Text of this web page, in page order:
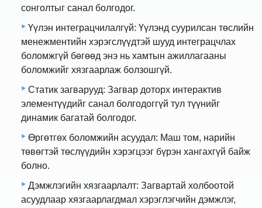
сонголтыг санал болгодог.
Үүлэн интеграцчилалгүй: Үүлэнд суурилсан төслийн
менежментийн хэрэгслүүдтэй шууд интеграцчлах
боломжгүй бөгөөд энэ нь хамтын ажиллагааны
боломжийг хязгаарлаж болзошгүй.
Статик загварууд: Загвар доторх интерактив
элементүүдийг санал болгодоггүй тул түүнийг
динамик багатай болгодог.
Өргөтгөх боломжийн асуудал: Маш том, нарийн
төвөгтэй төслүүдийн хэрэгцээг бүрэн хангахгүй байж
болно.
Дэмжлэгийн хязгаарлалт: Загвартай холбоотой
асуудлаар хязгаарлагдмал хэрэглэгчийн дэмжлэг,